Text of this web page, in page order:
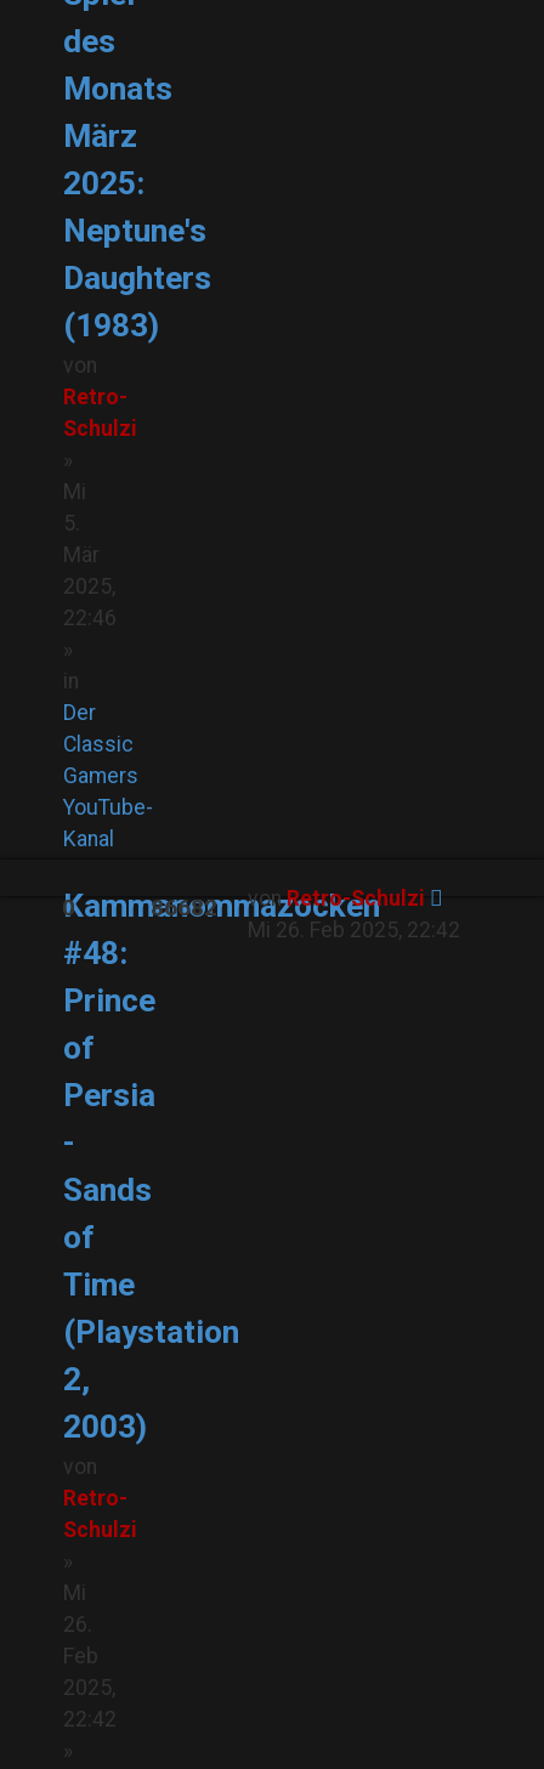
des
Monats
März
2025:
Neptune's
Daughters
(1983)
von
Retro-
Schulzi
»
Mi
5.
Mär
2025,
22:46
»
in
Der
Classic
Gamers
YouTube-
Kanal
Kammanommazocken
#48:
Prince
of
Persia
-
Sands
of
Time
(Playstation
2,
2003)
von
Retro-
Schulzi
»
Mi
26.
Feb
2025,
22:42
»
0 86682 vonRetro-Schulzi
Mi 26. Feb 2025, 22:42